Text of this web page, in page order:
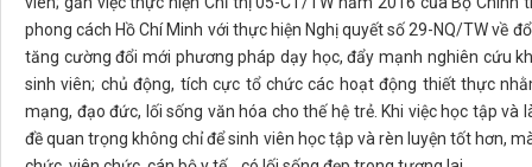
phong cách Hồ Chí Minh với thực hiện Nghị quyết số 29-NQ/TW về
tăng cường đổi mới phương pháp dạy học, đẩy mạnh nghiên cứu
sinh viên; chủ động, tích cực tổ chức các hoạt động thiết thực
mạng, đạo đức, lối sống văn hóa cho thế hệ trẻ. Khi việc học tập
đề quan trọng không chỉ để sinh viên học tập và rèn luyện tốt hơn,